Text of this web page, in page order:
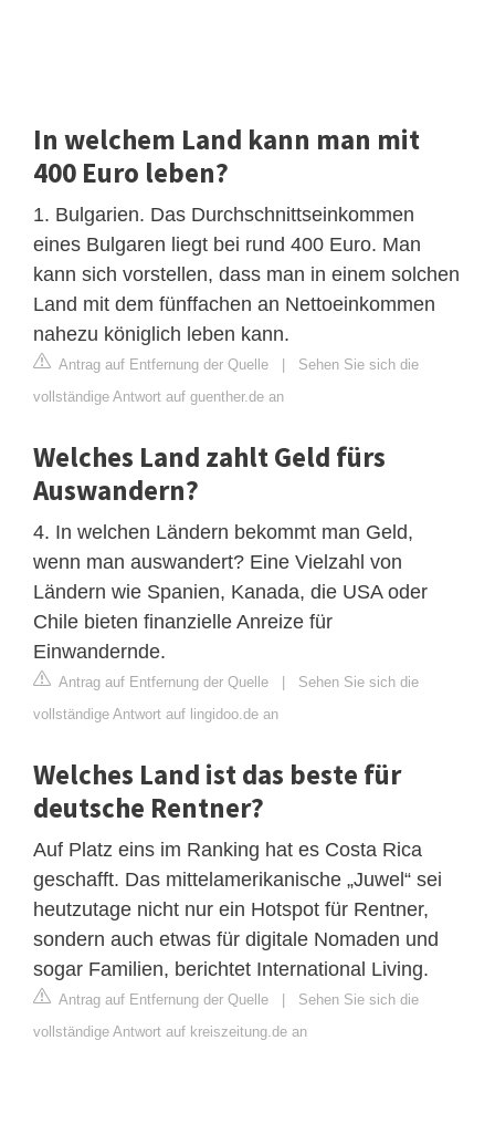
In welchem Land kann man mit
400 Euro leben?
1. Bulgarien. Das Durchschnittseinkommen
eines Bulgaren liegt bei rund 400 Euro. Man
kann sich vorstellen, dass man in einem solchen
Land mit dem fünffachen an Nettoeinkommen
nahezu königlich leben kann.
Antrag auf Entfernung der Quelle | Sehen Sie sich die
vollständige Antwort auf guenther.de an
Welches Land zahlt Geld fürs
Auswandern?
4. In welchen Ländern bekommt man Geld,
wenn man auswandert? Eine Vielzahl von
Ländern wie Spanien, Kanada, die USA oder
Chile bieten finanzielle Anreize für
Einwandernde.
Antrag auf Entfernung der Quelle | Sehen Sie sich die
vollständige Antwort auf lingidoo.de an
Welches Land ist das beste für
deutsche Rentner?
Auf Platz eins im Ranking hat es Costa Rica
geschafft. Das mittelamerikanische „Juwel“ sei
heutzutage nicht nur ein Hotspot für Rentner,
sondern auch etwas für digitale Nomaden und
sogar Familien, berichtet International Living.
Antrag auf Entfernung der Quelle | Sehen Sie sich die
vollständige Antwort auf kreiszeitung.de an